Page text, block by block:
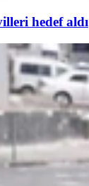
hedef aldı